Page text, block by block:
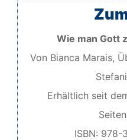
Wie man Gott
Von Bianca Marais,
Erhältlich seit
ISBN: 978-